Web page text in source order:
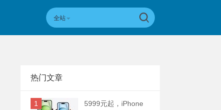
全站
热门文章
1
5999元起，iPhone